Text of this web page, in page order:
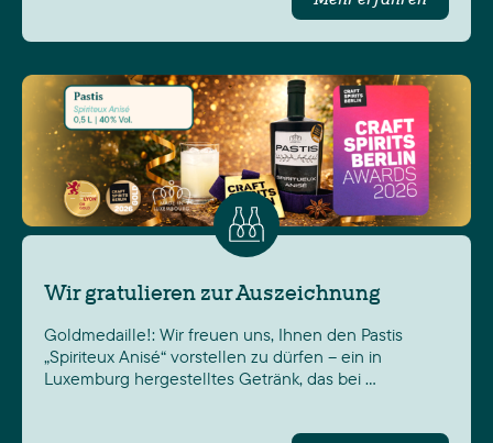
Wir gratulieren zur Auszeichnung
Goldmedaille!: Wir freuen uns, Ihnen den Pastis
„Spiriteux Anisé“ vorstellen zu dürfen – ein in
Luxemburg hergestelltes Getränk, das bei …